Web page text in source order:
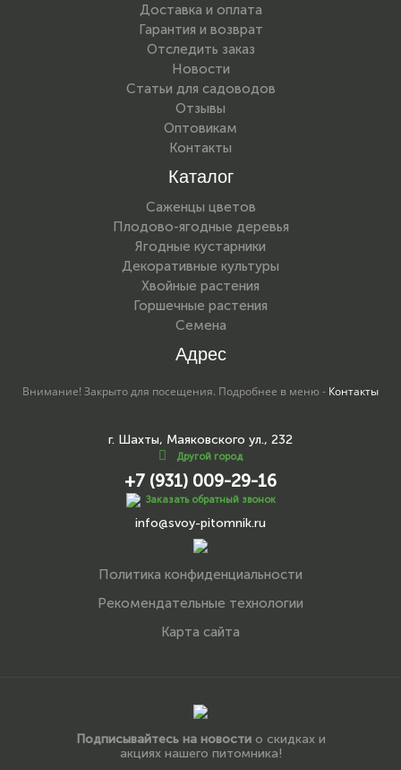
Доставка и оплата
Гарантия и возврат
Отследить заказ
Новости
Статьи для садоводов
Отзывы
Оптовикам
Контакты
Каталог
Саженцы цветов
Плодово-ягодные деревья
Ягодные кустарники
Декоративные культуры
Хвойные растения
Горшечные растения
Семена
Адрес
Внимание! Закрыто для посещения. Подробнее в меню - Контакты
г. Шахты, Маяковского ул., 232
Другой город
+7 (931) 009-29-16
Заказать обратный звонок
info@svoy-pitomnik.ru
Политика конфиденциальности
Рекомендательные технологии
Карта сайта
Подписывайтесь на новостио скидках и
акциях нашего питомника!